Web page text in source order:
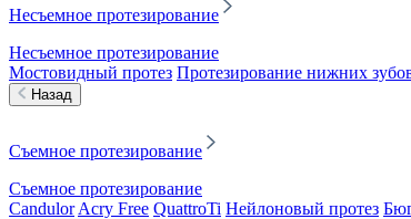
Несъемное протезирование
Несъемное протезирование
Мостовидный протез Протезирование нижних
Назад
Съемное протезирование
Съемное протезирование
Candulor Acry Free QuattroTi Нейлоновый протез